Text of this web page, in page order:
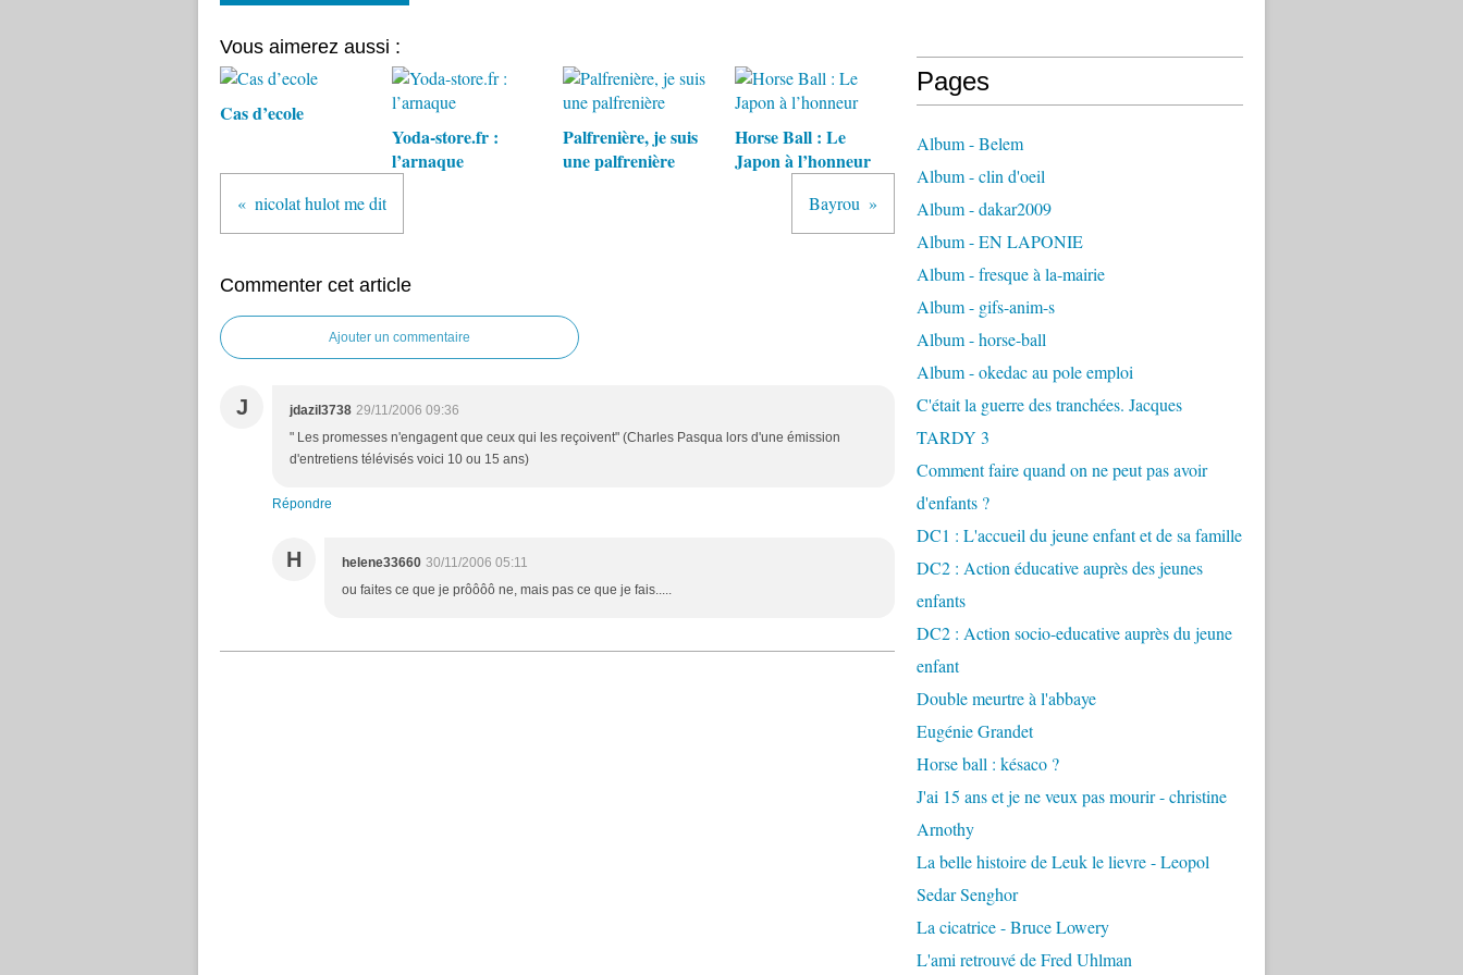
Vous aimerez aussi :
Cas d’ecole
Yoda-store.fr :
l’arnaque
Palfrenière, je suis
une palfrenière
Horse Ball : Le
Japon à l’honneur
nicolat hulot me dit Bayrou
Commenter cet article
Ajouter un commentaire
J jdazil3738 29/11/2006 09:36
" Les promesses n'engagent que ceux qui les reçoivent" (Charles Pasqua lors d'une émission
d'entretiens télévisés voici 10 ou 15 ans)
Répondre
H helene33660 30/11/2006 05:11
ou faites ce que je prôôôô ne, mais pas ce que je fais.....
Pages
Album - Belem
Album - clin d'oeil
Album - dakar2009
Album - EN LAPONIE
Album - fresque à la-mairie
Album - gifs-anim-s
Album - horse-ball
Album - okedac au pole emploi
C'était la guerre des tranchées. Jacques
TARDY 3
Comment faire quand on ne peut pas avoir
d'enfants ?
DC1 : L'accueil du jeune enfant et de sa famille
DC2 : Action éducative auprès des jeunes
enfants
DC2 : Action socio-educative auprès du jeune
enfant
Double meurtre à l'abbaye
Eugénie Grandet
Horse ball : késaco ?
J'ai 15 ans et je ne veux pas mourir - christine
Arnothy
La belle histoire de Leuk le lievre - Leopol
Sedar Senghor
La cicatrice - Bruce Lowery
L'ami retrouvé de Fred Uhlman